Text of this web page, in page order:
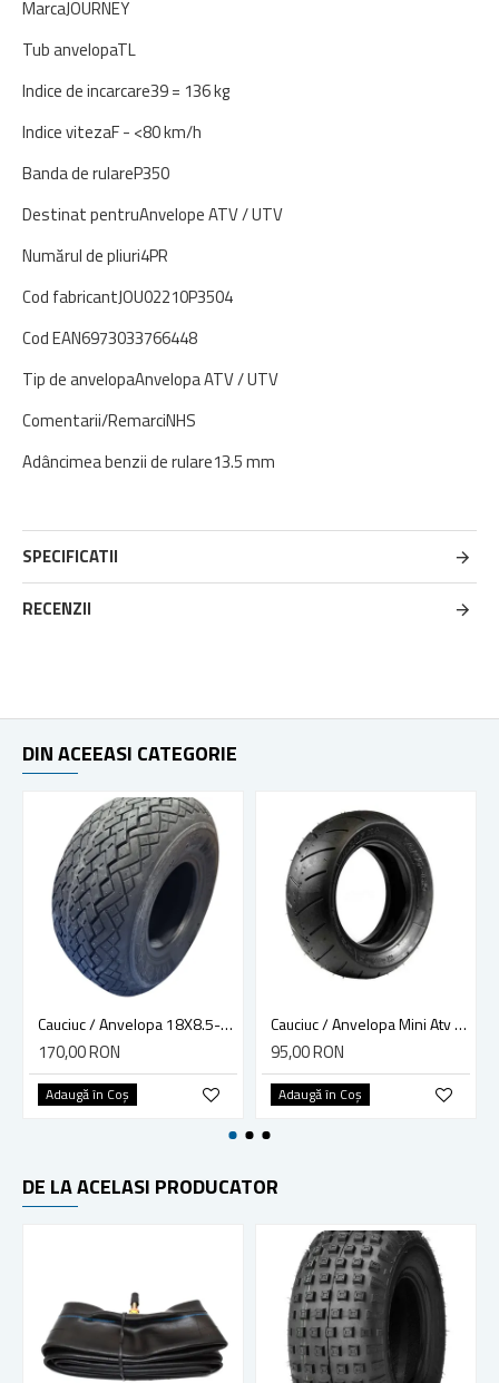
MarcaJOURNEY
Tub anvelopaTL
Indice de incarcare39 = 136 kg
Indice vitezaF - <80 km/h
Banda de rulareP350
Destinat pentruAnvelope ATV / UTV
Numărul de pliuri4PR
Cod fabricantJOU02210P3504
Cod EAN6973033766448
Tip de anvelopaAnvelopa ATV / UTV
Comentarii/RemarciNHS
Adâncimea benzii de rulare13.5 mm
SPECIFICATII
RECENZII
DIN ACEEASI CATEGORIE
Cauciuc / Anvelopa 18X8.5-8, Kart, tubeless, 4 p.r. MRH, made in India
170,00 RON
Adaugă în Coş
Cauciuc / Anvelopa Mini Atv / Pocket Bike 90/65-6.5
95,00 RON
Adaugă în Coş
DE LA ACELASI PRODUCATOR